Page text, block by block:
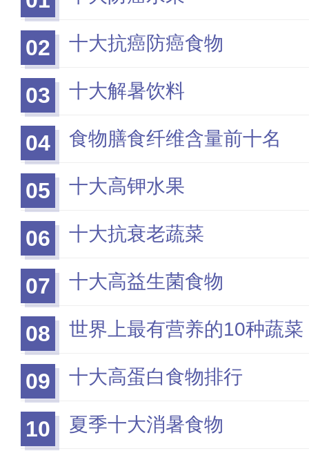
02 十大抗癌防癌食物
03 十大解暑饮料
04 食物膳食纤维含量前十名
05 十大高钾水果
06 十大抗衰老蔬菜
07 十大高益生菌食物
08 世界上最有营养的10种蔬菜
09 十大高蛋白食物排行
10 夏季十大消暑食物